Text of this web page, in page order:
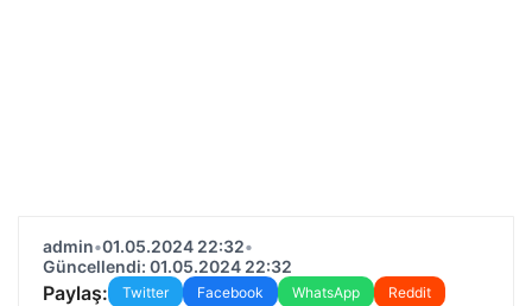
admin•01.05.2024 22:32•
Güncellendi: 01.05.2024 22:32
Paylaş: Twitter Facebook WhatsApp
Reddit